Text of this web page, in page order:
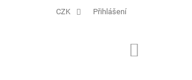
CZK Přihlášení